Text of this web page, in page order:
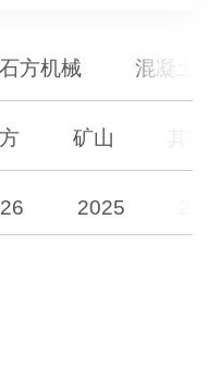
方机械 混凝土
矿山 其
2025